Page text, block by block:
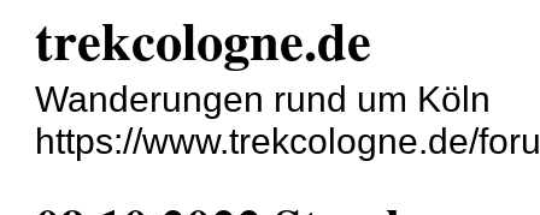
trekcologne.de
Wanderungen rund um Köln
https://www.trekcologne.de/